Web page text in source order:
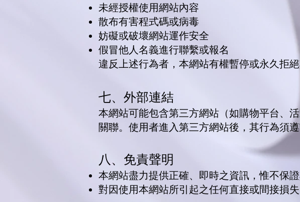
未經授權使用網站內容
散布有害程式碼或病毒
妨礙或破壞網站運作安全
假冒他人名義進行聯繫或報名
違反上述行為者，本網站有權暫停或永久拒
七、外部連結
本網站可能包含第三方網站（如購物平台、
關聯。使用者進入第三方網站後，其行為須
八、免責聲明
本網站盡力提供正確、即時之資訊，惟不保
對因使用本網站所引起之任何直接或間接損